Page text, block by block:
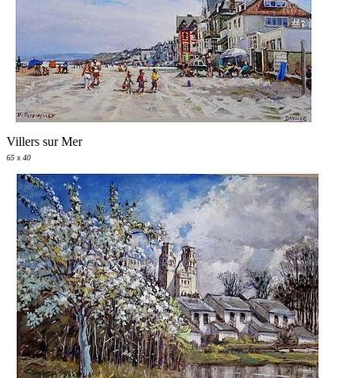
Villers sur Mer
65 x 40